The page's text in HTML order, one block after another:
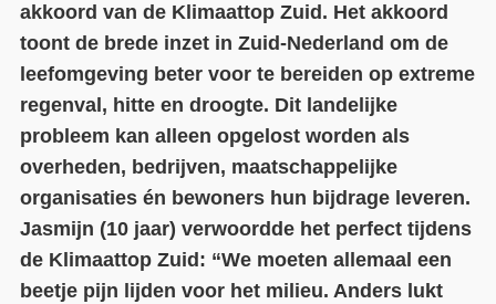
akkoord van de Klimaattop Zuid. Het akkoord
toont de brede inzet in Zuid-Nederland om de
leefomgeving beter voor te bereiden op extreme
regenval, hitte en droogte. Dit landelijke
probleem kan alleen opgelost worden als
overheden, bedrijven, maatschappelijke
organisaties én bewoners hun bijdrage leveren.
Jasmijn (10 jaar) verwoordde het perfect tijdens
de Klimaattop Zuid: “We moeten allemaal een
beetje pijn lijden voor het milieu. Anders lukt